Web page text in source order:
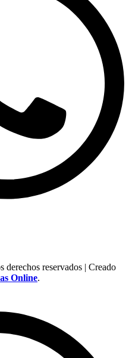
derechos reservados | Creado
Online.